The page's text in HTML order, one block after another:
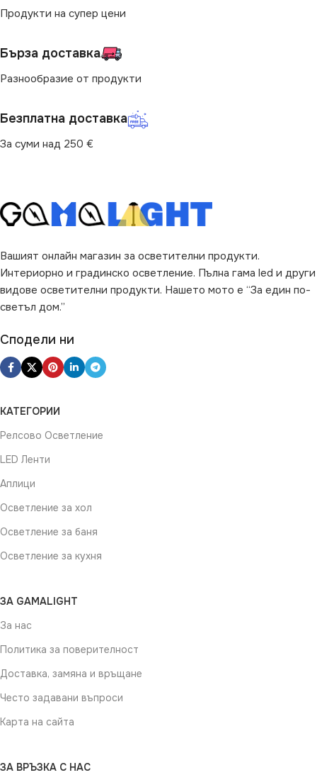
Продукти на супер цени
Бърза доставка
Разнообразие от продукти
Безплатна доставка
За суми над 250 €
Вашият онлайн магазин за осветителни продукти.
Интериорно и градинско осветление. Пълна гама led и други
видове осветителни продукти. Нашето мото е “За един по-
светъл дом.”
Сподели ни
КАТЕГОРИИ
Релсово Осветление
LED Ленти
Аплици
Осветление за хол
Осветление за баня
Осветление за кухня
ЗА GAMALIGHT
За нас
Политика за поверителност
Доставка, замяна и връщане
Често задавани въпроси
Карта на сайта
ЗА ВРЪЗКА С НАС